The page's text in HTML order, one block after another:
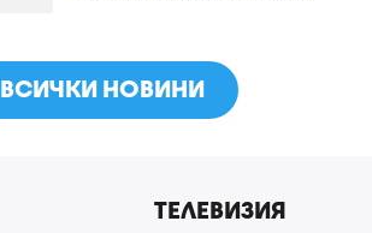
ВСИЧКИ НОВИНИ
ТЕЛЕВИЗИЯ